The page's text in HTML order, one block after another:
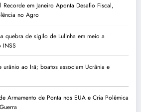
Recorde em Janeiro Aponta Desafio Fiscal,
no Agro
quebra de sigilo de Lulinha em meio a
INSS
urânio ao Irã; boatos associam Ucrânia e
Armamento de Ponta nos EUA e Cria Polêmica